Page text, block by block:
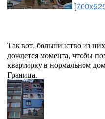
Так вот, большинство из
дождется момента, чтобы
квартирку в нормальном
Граница.